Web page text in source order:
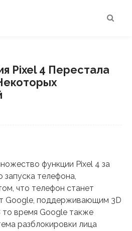
Pixel 4 Перестала
функции Pixel 4 за
запуска телефона,
что телефон станет
Google, поддерживающим 3D
то время Google также
разблокировки лица